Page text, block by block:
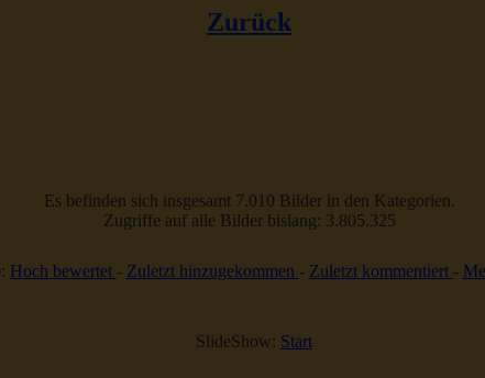
Zurück
Es befinden sich insgesamt 7.010 Bilder in den Kategorien.
Zugriffe auf alle Bilder bislang: 3.805.325
Hoch bewertet - Zuletzt hinzugekommen - Zuletzt kommentiert -
SlideShow: Start